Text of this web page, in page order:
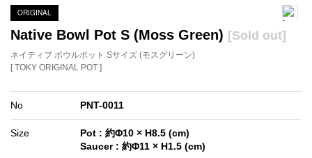
ORIGINAL
Native Bowl Pot S (Moss Green) [Sold out]
ネイティブ ボウルポット Sサイズ (モスグリーン)
[ TOKY ORIGINAL POT ]
No PNT-0011
Size
Pot : 約Φ10 × H8.5 (cm)
Saucer : 約Φ11 × H1.5 (cm)